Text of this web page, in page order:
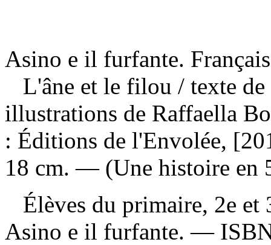
Asino e il furfante. Français
L'âne et le filou / texte
illustrations de Raffaella
: Éditions de l'Envolée,
18 cm. — (Une histoire en
Élèves du primaire, 2e
Asino e il furfante. —